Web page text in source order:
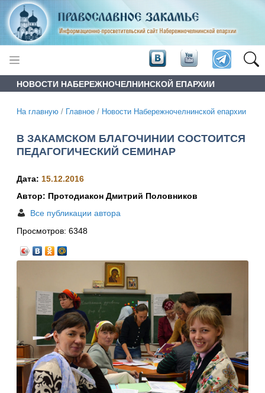
НОВОСТИ НАБЕРЕЖНОЧЕЛНИНСКОЙ ЕПАРХИИ
На главную / Главное / Новости Набережночелнинской епархии
В ЗАКАМСКОМ БЛАГОЧИНИИ СОСТОИТСЯ
ПЕДАГОГИЧЕСКИЙ СЕМИНАР
Дата: 15.12.2016
Автор: Протодиакон Дмитрий Половников
Все публикации автора
Просмотров: 6348